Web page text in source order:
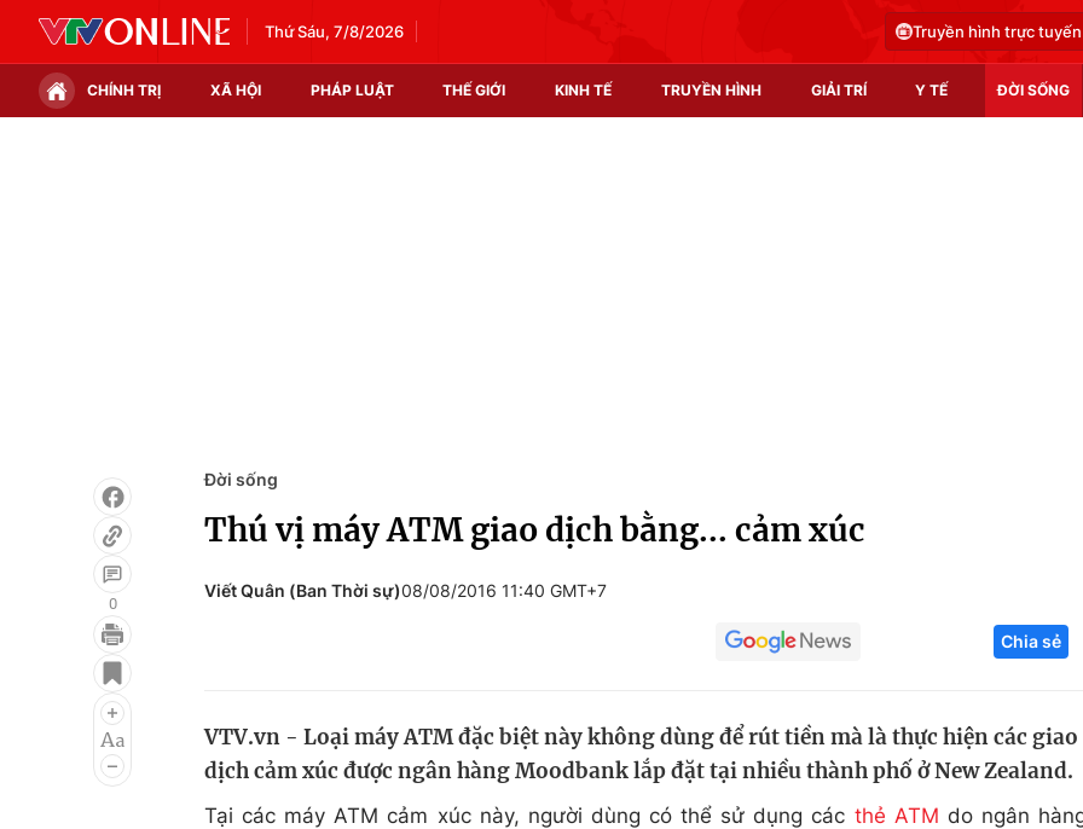
Thứ Sáu, 7/8/2026 Truyền hình trực tuyến
CHÍNH TRỊ XÃ HỘI PHÁP LUẬT THẾ GIỚI KINH TẾ TRUYỀN HÌNH GIẢI TRÍ Y TẾ ĐỜI SỐNG
Điện ảnh
Âm nhạc
Làm đẹp
Học trực tuyến
Công nghệ
Sản phẩm
0
Đời sống
Thú vị máy ATM giao dịch bằng... cảm xúc
Viết Quân (Ban Thời sự)08/08/2016 11:40 GMT+7
Chia sẻ
VTV.vn - Loại máy ATM đặc biệt này không dùng để rút tiền mà là thực hiện các giao
dịch cảm xúc được ngân hàng Moodbank lắp đặt tại nhiều thành phố ở New Zealand.
Tại các máy ATM cảm xúc này, người dùng có thể sử dụng các thẻ ATM do ngân